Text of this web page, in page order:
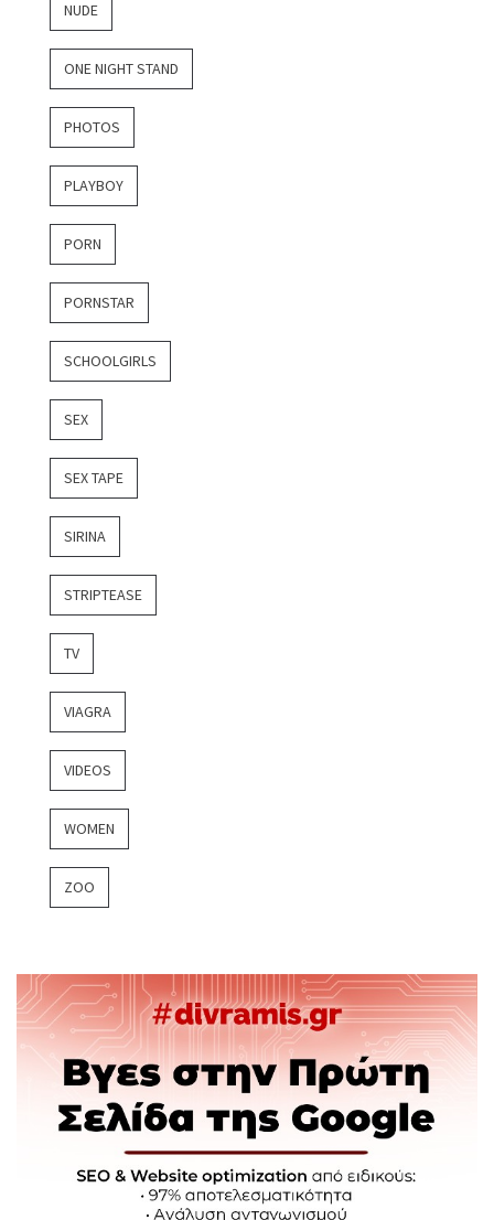
NUDE
ONE NIGHT STAND
PHOTOS
PLAYBOY
PORN
PORNSTAR
SCHOOLGIRLS
SEX
SEX TAPE
SIRINA
STRIPTEASE
TV
VIAGRA
VIDEOS
WOMEN
ZOO